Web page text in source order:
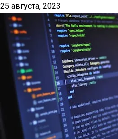
25 августа, 2023